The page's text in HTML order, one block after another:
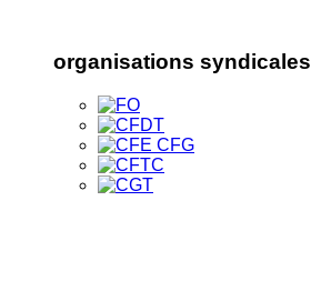
organisations syndicales